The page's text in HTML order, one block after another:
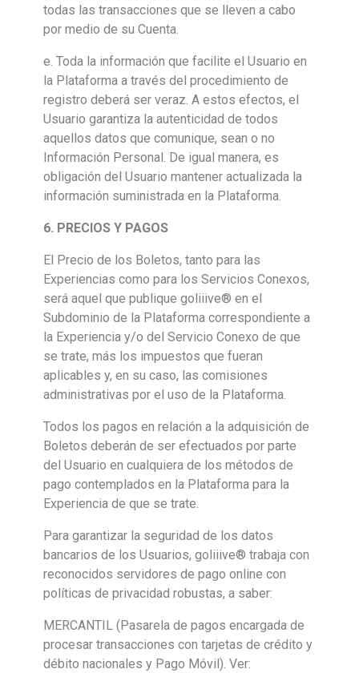
todas las transacciones que se lleven a cabo
por medio de su Cuenta.
e. Toda la información que facilite el Usuario en
la Plataforma a través del procedimiento de
registro deberá ser veraz. A estos efectos, el
Usuario garantiza la autenticidad de todos
aquellos datos que comunique, sean o no
Información Personal. De igual manera, es
obligación del Usuario mantener actualizada la
información suministrada en la Plataforma.
6. PRECIOS Y PAGOS
El Precio de los Boletos, tanto para las
Experiencias como para los Servicios Conexos,
será aquel que publique goliiive® en el
Subdominio de la Plataforma correspondiente a
la Experiencia y/o del Servicio Conexo de que
se trate, más los impuestos que fueran
aplicables y, en su caso, las comisiones
administrativas por el uso de la Plataforma.
Todos los pagos en relación a la adquisición de
Boletos deberán de ser efectuados por parte
del Usuario en cualquiera de los métodos de
pago contemplados en la Plataforma para la
Experiencia de que se trate.
Para garantizar la seguridad de los datos
bancarios de los Usuarios, goliiive® trabaja con
reconocidos servidores de pago online con
políticas de privacidad robustas, a saber:
MERCANTIL (Pasarela de pagos encargada de
procesar transacciones con tarjetas de crédito y
débito nacionales y Pago Móvil). Ver: